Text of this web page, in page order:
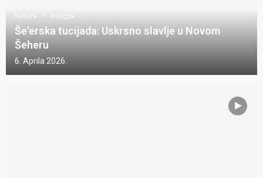
Kultura Religija
Še'erska tucijada: Uskrsno slavlje u Novom
Šeheru
6. Aprila 2026.